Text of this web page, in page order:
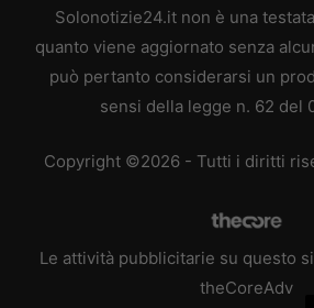
Solonotizie24.it non è una
quanto viene aggiornato senza
può pertanto considerarsi un
sensi della legge n. 62 del
Copyright ©2026 - Tutti i diritti
Le attività pubblicitarie su questo
theCoreAdv